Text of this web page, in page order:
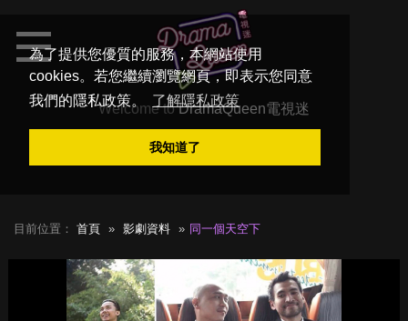
為了提供您優質的服務，本網站使用
cookies。若您繼續瀏覽網頁，即表示您同意
我們的隱私政策。
了解隱私政策
我知道了
Welcome toDramaQueen電視迷
目前位置： 首頁 影劇資料 同一個天空下